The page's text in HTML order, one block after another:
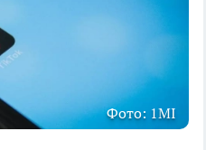
Фото: 1MI